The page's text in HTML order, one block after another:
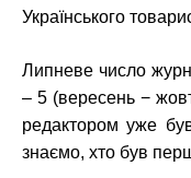
Українського
Липневе число
– 5 (вересень −
редактором уже
знаємо, хто був